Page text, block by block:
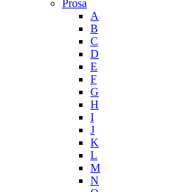
Prosa
A
B
C
D
E
F
G
H
I
J
K
L
M
N